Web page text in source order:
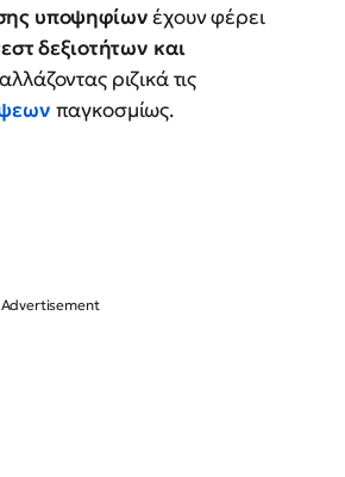
υποψηφίωνέχουν φέρει
δεξιοτήτων και
ριζικά τις
παγκοσμίως.